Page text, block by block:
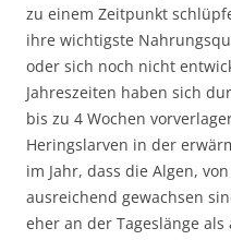
zu einem Zeitpunkt
ihre wichtigste
oder sich noch nicht
Jahreszeiten haben sich
bis zu 4 Wochen
Heringslarven in der
im Jahr, dass die Algen,
ausreichend gewachsen
eher an der Tageslänge